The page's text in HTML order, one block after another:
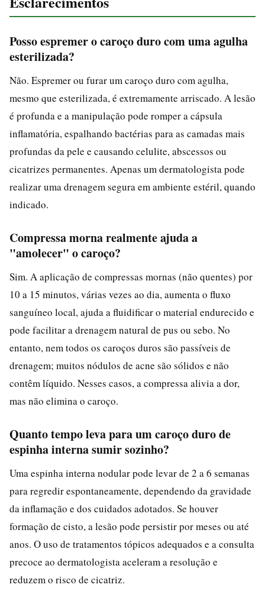
Posso espremer o caroço duro com uma agulha
esterilizada?
Não. Espremer ou furar um caroço duro com agulha,
mesmo que esterilizada, é extremamente arriscado. A lesão
é profunda e a manipulação pode romper a cápsula
inflamatória, espalhando bactérias para as camadas mais
profundas da pele e causando celulite, abscessos ou
cicatrizes permanentes. Apenas um dermatologista pode
realizar uma drenagem segura em ambiente estéril, quando
indicado.
Compressa morna realmente ajuda a
"amolecer" o caroço?
Sim. A aplicação de compressas mornas (não quentes) por
10 a 15 minutos, várias vezes ao dia, aumenta o fluxo
sanguíneo local, ajuda a fluidificar o material endurecido e
pode facilitar a drenagem natural de pus ou sebo. No
entanto, nem todos os caroços duros são passíveis de
drenagem; muitos nódulos de acne são sólidos e não
contêm líquido. Nesses casos, a compressa alivia a dor,
mas não elimina o caroço.
Quanto tempo leva para um caroço duro de
espinha interna sumir sozinho?
Uma espinha interna nodular pode levar de 2 a 6 semanas
para regredir espontaneamente, dependendo da gravidade
da inflamação e dos cuidados adotados. Se houver
formação de cisto, a lesão pode persistir por meses ou até
anos. O uso de tratamentos tópicos adequados e a consulta
precoce ao dermatologista aceleram a resolução e
reduzem o risco de cicatriz.